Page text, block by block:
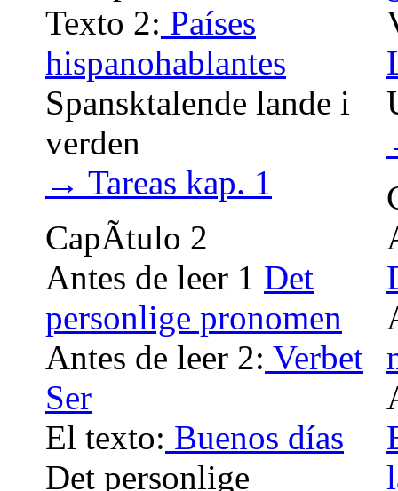
Texto 2: Países
hispanohablantes
Spansktalende lande i
verden
→ Tareas kap. 1
CapÃ­tulo 2
Antes de leer 1 Det
personlige pronomen
Antes de leer 2: Verbet
Ser
El texto: Buenos días
Det personlige